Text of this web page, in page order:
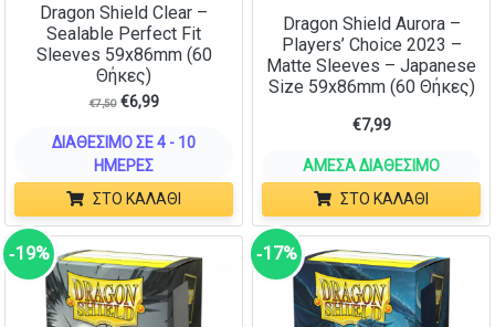
Dragon Shield Clear –
Sealable Perfect Fit
Sleeves 59x86mm (60
Θήκες)
€7,50 €6,99
ΔΙΑΘΈΣΙΜΟ ΣΕ 4 - 10
ΗΜΈΡΕΣ
ΣΤΟ ΚΑΛΆΘΙ
Dragon Shield Aurora –
Players’ Choice 2023 –
Matte Sleeves – Japanese
Size 59x86mm (60 Θήκες)
€7,99
ΆΜΕΣΑ ΔΙΑΘΈΣΙΜΟ
ΣΤΟ ΚΑΛΆΘΙ
‑19% ‑17%